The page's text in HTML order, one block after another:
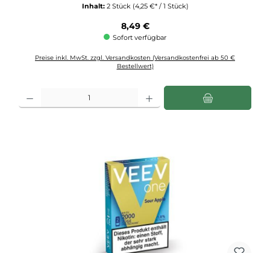
Inhalt: 2 Stück (4,25 €* / 1 Stück)
Regulärer Preis:
8,49 €
Sofort verfügbar
Preise inkl. MwSt. zzgl. Versandkosten (Versandkostenfrei ab 50 €
Bestellwert)